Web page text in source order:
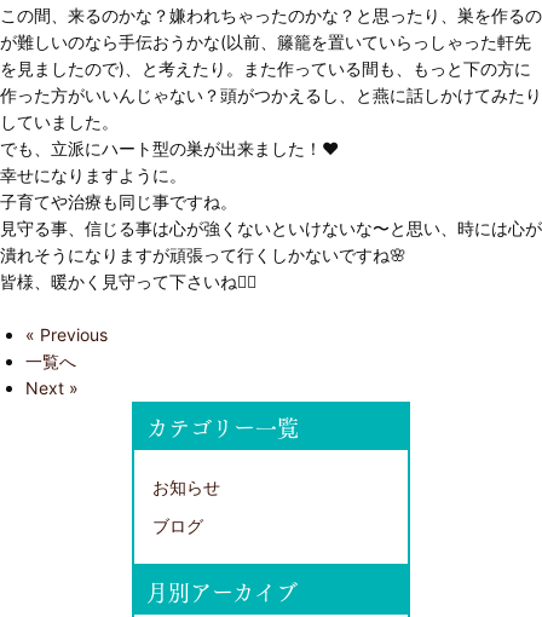
この間、来るのかな？嫌われちゃったのかな？と思ったり、巣を作るの
が難しいのなら手伝おうかな(以前、籐籠を置いていらっしゃった軒先
を見ましたので)、と考えたり。また作っている間も、もっと下の方に
作った方がいいんじゃない？頭がつかえるし、と燕に話しかけてみたり
していました。
でも、立派にハート型の巣が出来ました！❤️
幸せになりますように。
子育てや治療も同じ事ですね。
見守る事、信じる事は心が強くないといけないな〜と思い、時には心が
潰れそうになりますが頑張って行くしかないですね🌸
皆様、暖かく見守って下さいね🙇‍♀️
« Previous
一覧へ
Next »
カテゴリー一覧
お知らせ
ブログ
月別アーカイブ